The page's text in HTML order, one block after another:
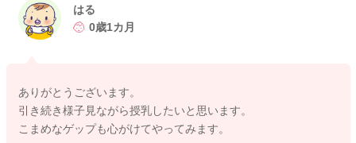
8〜30gの体重増加があり、母子手帳の成長曲線のカーブに沿っ
て、お子さんなりの体重増加がみられていれば、哺乳量の不足
た、今は吸啜反射という原始反射がある時期です。どうしても
お子さんはお口に何か触れれば吸い付くような仕草が見られる
ことがありますが、必ずしもお腹が空いているわけではなく、
はる
0歳1カ月
ありがとうございます。
引き続き様子見ながら授乳したいと思います。
こまめなゲップも心がけてやってみます。